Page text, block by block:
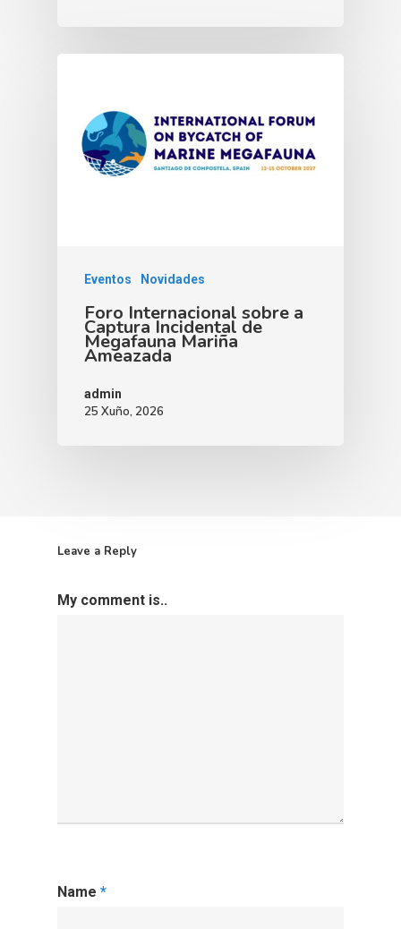
Eventos Novidades
Foro Internacional sobre a
Captura Incidental de
Megafauna Mariña
Ameazada
admin
25 Xuño, 2026
Leave a Reply
My comment is..
Name *